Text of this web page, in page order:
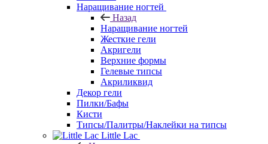
Наращивание ногтей
Назад
Наращивание ногтей
Жесткие гели
Акригели
Верхние формы
Гелевые типсы
Акриликвид
Декор гели
Пилки/Бафы
Кисти
Типсы/Палитры/Наклейки на типсы
Little Lac